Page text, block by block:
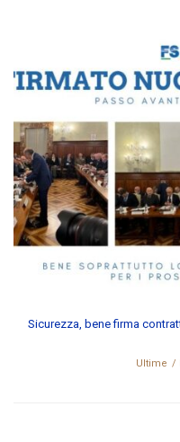
Sicurezza, bene firma
Ultime